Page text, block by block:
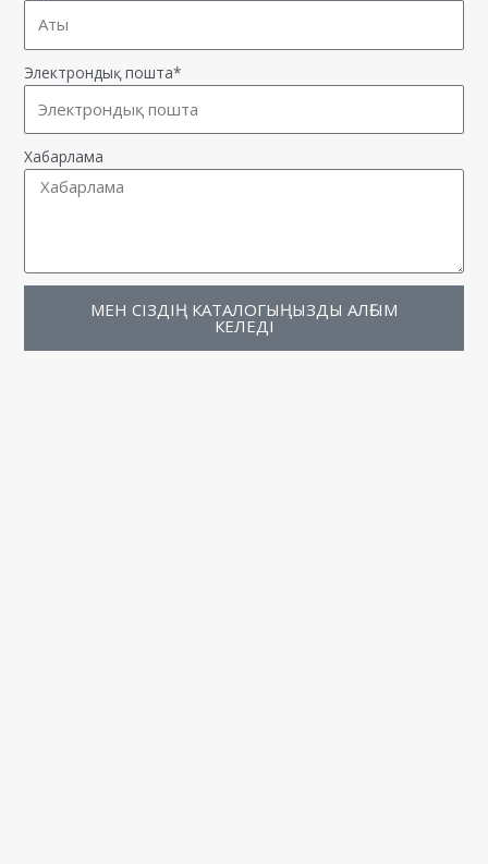
Электрондық пошта*
Хабарлама
МЕН СІЗДІҢ КАТАЛОГЫҢЫЗДЫ АЛҒЫМ
КЕЛЕДІ